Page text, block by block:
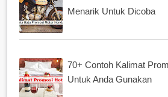
Menarik Untuk Dicoba
70+ Contoh Kalimat
Untuk Anda Gunakan